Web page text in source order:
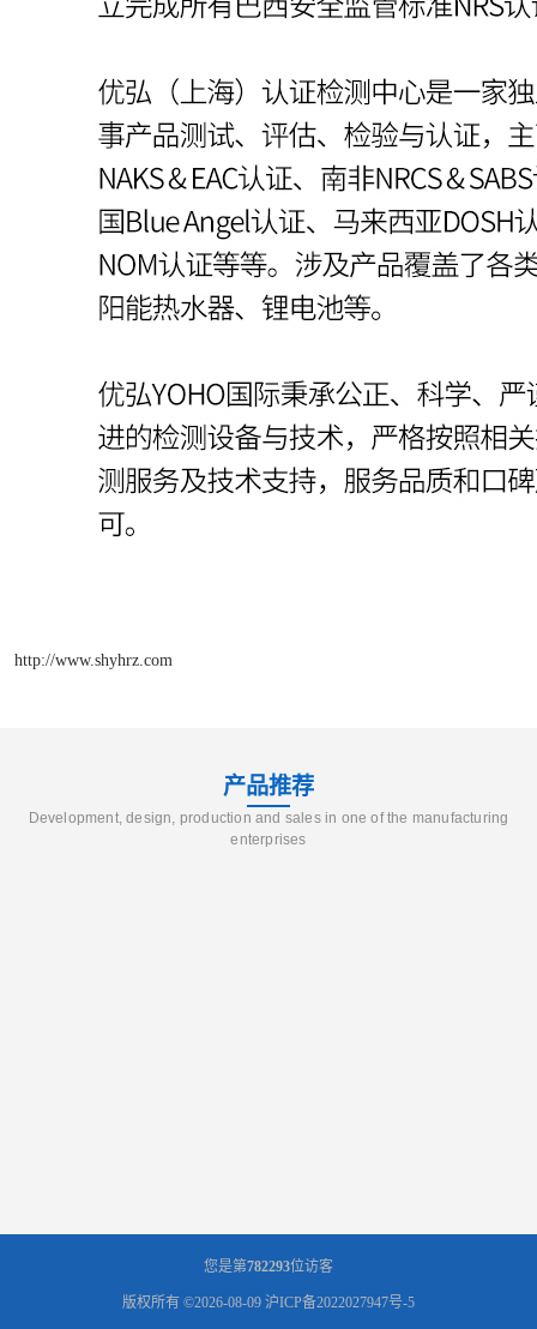
http://www.shyhrz.com
产品推荐
Development, design, production and sales in one of the manufacturing
enterprises
您是第782293位访客
版权所有 ©2026-08-09 沪ICP备2022027947号-5